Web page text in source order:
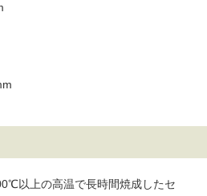
以上の高温で長時間焼成したセ